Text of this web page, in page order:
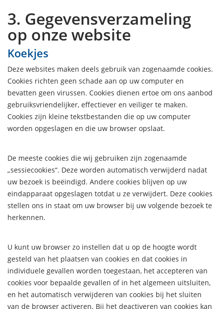
3. Gegevensverzameling
op onze website
Koekjes
Deze websites maken deels gebruik van zogenaamde cookies.
Cookies richten geen schade aan op uw computer en
bevatten geen virussen. Cookies dienen ertoe om ons aanbod
gebruiksvriendelijker, effectiever en veiliger te maken.
Cookies zijn kleine tekstbestanden die op uw computer
worden opgeslagen en die uw browser opslaat.
De meeste cookies die wij gebruiken zijn zogenaamde
„sessiecookies“. Deze worden automatisch verwijderd nadat
uw bezoek is beëindigd. Andere cookies blijven op uw
eindapparaat opgeslagen totdat u ze verwijdert. Deze cookies
stellen ons in staat om uw browser bij uw volgende bezoek te
herkennen.
U kunt uw browser zo instellen dat u op de hoogte wordt
gesteld van het plaatsen van cookies en dat cookies in
individuele gevallen worden toegestaan, het accepteren van
cookies voor bepaalde gevallen of in het algemeen uitsluiten,
en het automatisch verwijderen van cookies bij het sluiten
van de browser activeren. Bij het deactiveren van cookies kan